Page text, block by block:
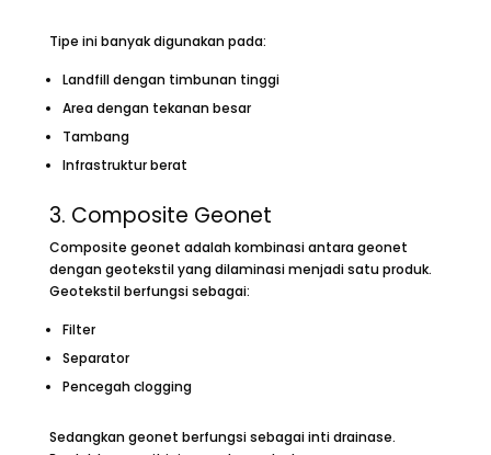
Tipe ini banyak digunakan pada:
Landfill dengan timbunan tinggi
Area dengan tekanan besar
Tambang
Infrastruktur berat
3. Composite Geonet
Composite geonet adalah kombinasi antara geonet
dengan geotekstil yang dilaminasi menjadi satu produk.
Geotekstil berfungsi sebagai:
Filter
Separator
Pencegah clogging
Sedangkan geonet berfungsi sebagai inti drainase.